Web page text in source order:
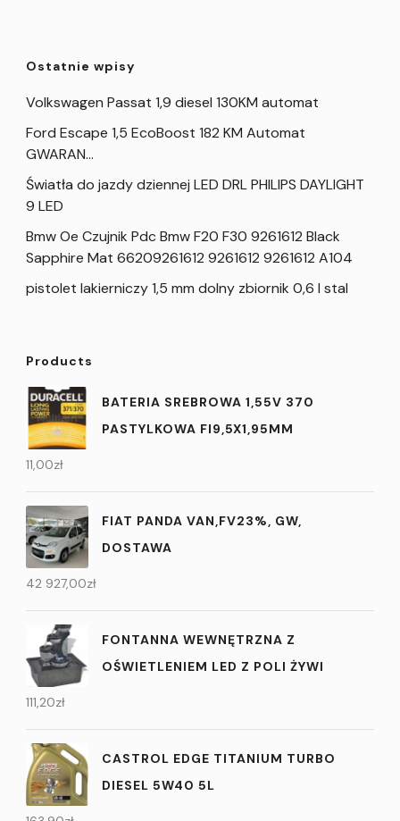
Ostatnie wpisy
Volkswagen Passat 1,9 diesel 130KM automat
Ford Escape 1,5 EcoBoost 182 KM Automat
GWARAN…
Światła do jazdy dziennej LED DRL PHILIPS DAYLIGHT
9 LED
Bmw Oe Czujnik Pdc Bmw F20 F30 9261612 Black
Sapphire Mat 66209261612 9261612 9261612 A104
pistolet lakierniczy 1,5 mm dolny zbiornik 0,6 l stal
Products
BATERIA SREBROWA 1,55V 370
PASTYLKOWA FI9,5X1,95MM
11,00zł
FIAT PANDA VAN,FV23%, GW,
DOSTAWA
42 927,00zł
FONTANNA WEWNĘTRZNA Z
OŚWIETLENIEM LED Z POLI ŻYWI
111,20zł
CASTROL EDGE TITANIUM TURBO
DIESEL 5W40 5L